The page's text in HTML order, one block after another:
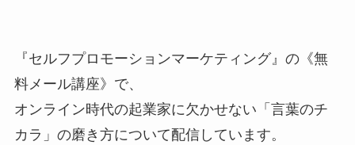
『セルフプロモーションマーケティング』の《無
料メール講座》で、
オンライン時代の起業家に欠かせない「言葉のチ
カラ」の磨き方について配信しています。